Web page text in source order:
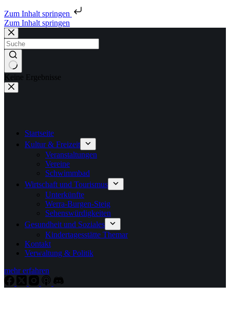
Zum Inhalt springen
Zum Inhalt springen
Keine Ergebnisse
Startseite
Kultur & Freizeit
Veranstaltungen
Vereine
Schwimmbad
Wirtschaft und Tourismus
Unterkünfte
Werra-Burgen-Steig
Sehenswürdigkeiten
Gesundheit und Soziales
Kindertagesstätte Themar
Kontakt
Verwaltung & Politik
mehr erfahren